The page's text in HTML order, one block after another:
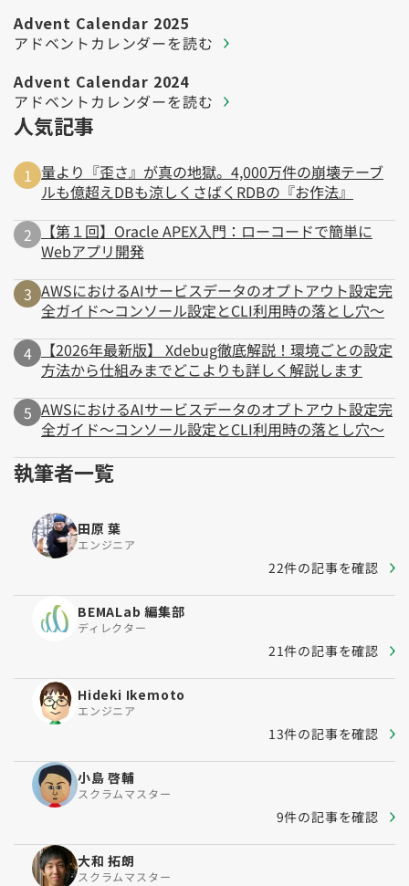
Advent Calendar 2025
アドベントカレンダーを読む
Advent Calendar 2024
アドベントカレンダーを読む
人気記事
量より『歪さ』が真の地獄。4,000万件の崩壊テーブ
ルも億超えDBも涼しくさばくRDBの『お作法』
【第１回】Oracle APEX入門：ローコードで簡単に
Webアプリ開発
AWSにおけるAIサービスデータのオプトアウト設定完
全ガイド～コンソール設定とCLI利用時の落とし穴～
【2026年最新版】 Xdebug徹底解説！環境ごとの設定
方法から仕組みまでどこよりも詳しく解説します
AWSにおけるAIサービスデータのオプトアウト設定完
全ガイド～コンソール設定とCLI利用時の落とし穴～
執筆者一覧
田原 葉
エンジニア
22件の記事を確認
BEMALab 編集部
ディレクター
21件の記事を確認
Hideki Ikemoto
エンジニア
13件の記事を確認
小島 啓輔
スクラムマスター
9件の記事を確認
大和 拓朗
スクラムマスター